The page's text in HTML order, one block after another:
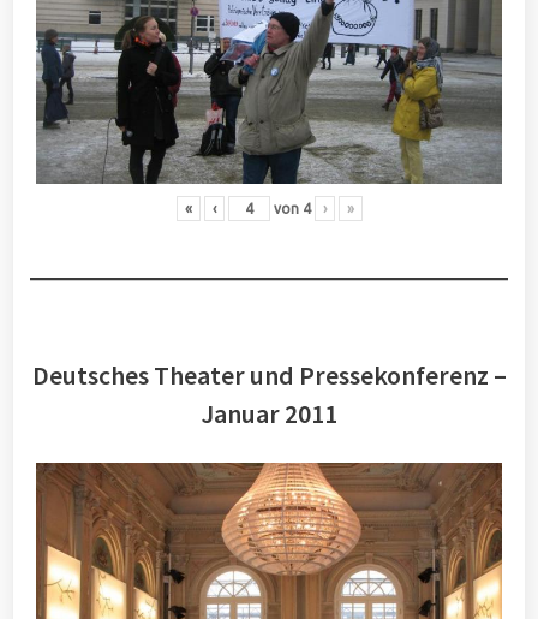
« ‹ von 4 › »
Deutsches Theater und Pressekonferenz –
Januar 2011